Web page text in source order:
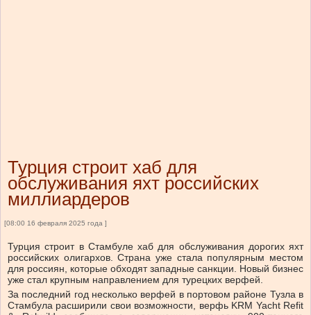
Турция строит хаб для
обслуживания яхт российских
миллиардеров
[08:00 16 февраля 2025 года ]
Турция строит в Стамбуле хаб для обслуживания дорогих яхт
российских олигархов. Страна уже стала популярным местом
для россиян, которые обходят западные санкции. Новый бизнес
уже стал крупным направлением для турецких верфей.
За последний год несколько верфей в портовом районе Тузла в
Стамбула расширили свои возможности, верфь KRM Yacht Refit